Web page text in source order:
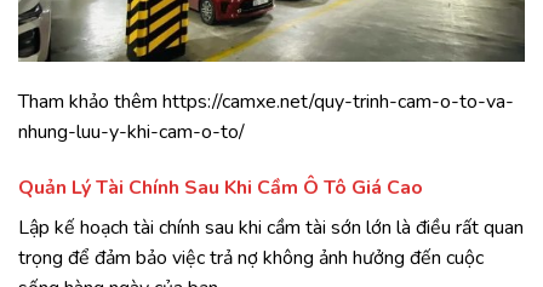
Tham khảo thêm https://camxe.net/quy-trinh-cam-o-to-va-
nhung-luu-y-khi-cam-o-to/
Quản Lý Tài Chính Sau Khi Cầm Ô Tô Giá Cao
Lập kế hoạch tài chính sau khi cầm tài sớn lớn là điều rất quan
trọng để đảm bảo việc trả nợ không ảnh hưởng đến cuộc